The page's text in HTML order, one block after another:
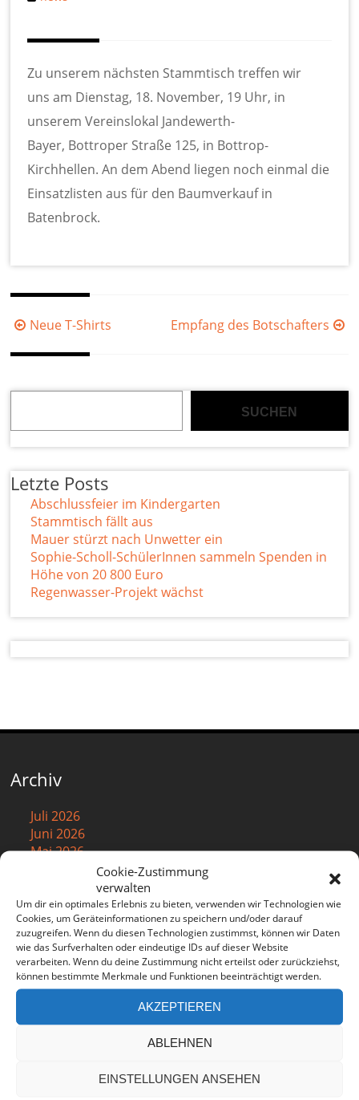
Cookie-Zustimmung
verwalten
Um dir ein optimales Erlebnis zu bieten, verwenden wir Technologien wie
Cookies, um Geräteinformationen zu speichern und/oder darauf
zuzugreifen. Wenn du diesen Technologien zustimmst, können wir Daten
wie das Surfverhalten oder eindeutige IDs auf dieser Website
verarbeiten. Wenn du deine Zustimmung nicht erteilst oder zurückziehst,
können bestimmte Merkmale und Funktionen beeinträchtigt werden.
AKZEPTIEREN
ABLEHNEN
EINSTELLUNGEN ANSEHEN
Zu unserem nächsten Stammtisch treffen wir
uns am Dienstag, 18. November, 19 Uhr, in
unserem Vereinslokal Jandewerth-
Bayer, Bottroper Straße 125, in Bottrop-
Kirchhellen. An dem Abend liegen noch einmal die
Einsatzlisten aus für den Baumverkauf in
Batenbrock.
Beitragsnavigation
Neue T-Shirts Empfang des Botschafters
SUCHEN
Letzte Posts
Abschlussfeier im Kindergarten
Stammtisch fällt aus
Mauer stürzt nach Unwetter ein
Sophie-Scholl-SchülerInnen sammeln Spenden in
Höhe von 20 800 Euro
Regenwasser-Projekt wächst
Archiv
Juli 2026
Juni 2026
Mai 2026
Februar 2026
Januar 2026
Dezember 2025
November 2025
Oktober 2025
September 2025
Juli 2025